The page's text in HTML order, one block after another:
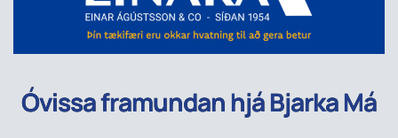
Óvissa framundan hjá Bjarka Má